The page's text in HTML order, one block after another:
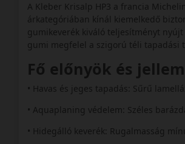
A Kleber Krisalp HP3 a francia
árkategóriában kínál kiemelkedő
gumikeverék kiváló teljesítményt
gumi megfelel a szigorú téli tapadási
Fő előnyök és
• Havas és jeges tapadás: Sűrű
• Aquaplaning védelem: Széles
• Hidegálló keverék: Rugalmasság